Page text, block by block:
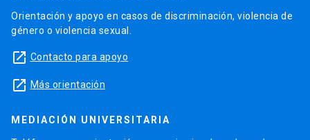
Orientación y apoyo en casos de discriminación, violencia de
género o violencia sexual.
launch Contacto para apoyo
launch Más orientación
MEDIACIÓN UNIVERSITARIA